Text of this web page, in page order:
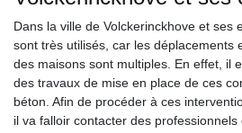
Dans la ville de Volckerinckhove et ses
sont très utilisés, car les déplacements
des maisons sont multiples. En effet, il
des travaux de mise en place de ces
béton. Afin de procéder à ces
il va falloir contacter des